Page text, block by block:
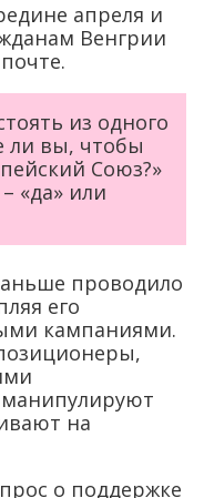
апреля и
Венгрии
из одного
ли вы, чтобы
Союз?»
«да» или
проводило
его
кампаниями.
на
о поддержке